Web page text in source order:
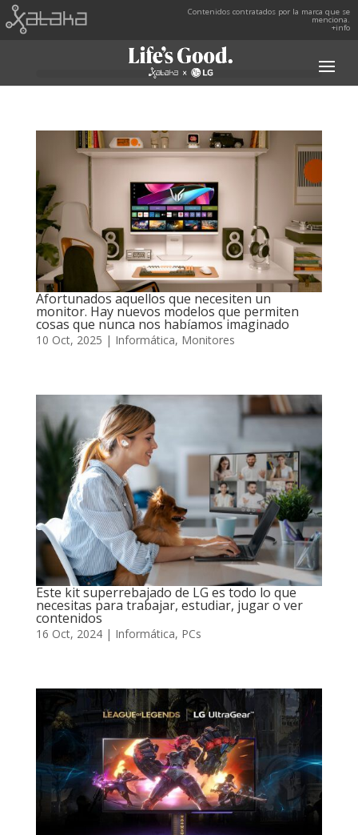
Contenidos contratados por la marca que se
menciona.
+info
Afortunados aquellos que necesiten un
monitor. Hay nuevos modelos que permiten
cosas que nunca nos habíamos imaginado
10 Oct, 2025 | Informática, Monitores
Este kit superrebajado de LG es todo lo que
necesitas para trabajar, estudiar, jugar o ver
contenidos
16 Oct, 2024| Informática, PCs